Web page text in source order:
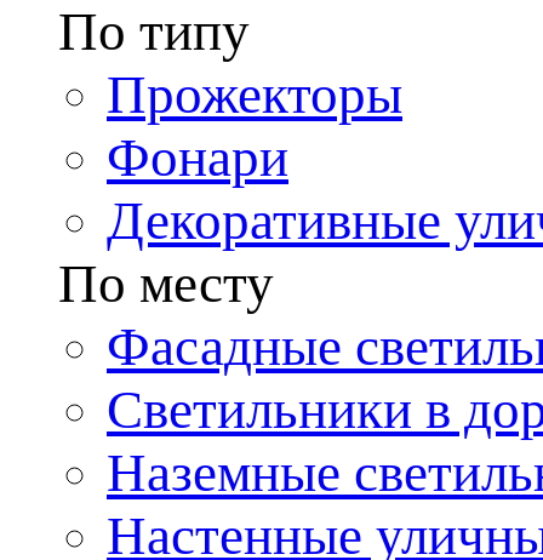
По типу
Прожекторы
Фонари
Декоративные
По месту
Фасадные
Светильники в
Наземные
Настенные